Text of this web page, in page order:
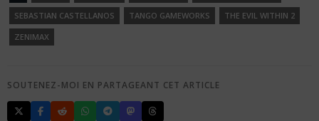
SEBASTIAN CASTELLANOS
TANGO GAMEWORKS
THE EVIL WITHIN 2
ZENIMAX
SOUTENEZ-MOI EN PARTAGEANT CET ARTICLE